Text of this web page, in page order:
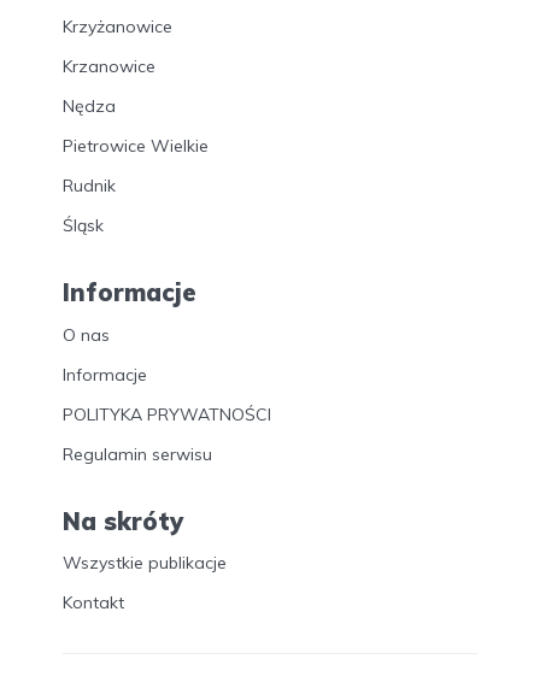
Krzyżanowice
Krzanowice
Nędza
Pietrowice Wielkie
Rudnik
Śląsk
Informacje
O nas
Informacje
POLITYKA PRYWATNOŚCI
Regulamin serwisu
Na skróty
Wszystkie publikacje
Kontakt